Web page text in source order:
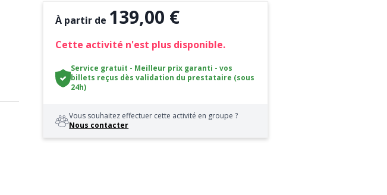
À partir de 139,00 €
Cette activité n'est plus disponible.
Service gratuit - Meilleur prix garanti - vos
billets reçus dès validation du prestataire (sous
24h)
Vous souhaitez effectuer cette activité en groupe ?
Nous contacter